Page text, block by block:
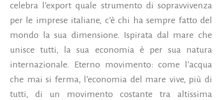
celebra l’export quale strumento di sopravvivenza
per le imprese italiane, c’è chi ha sempre fatto del
mondo la sua dimensione. Ispirata dal mare che
unisce tutti, la sua economia è per sua natura
internazionale. Eterno movimento: come l’acqua
che mai si ferma, l’economia del mare vive, più di
tutti, di un movimento costante tra altissima